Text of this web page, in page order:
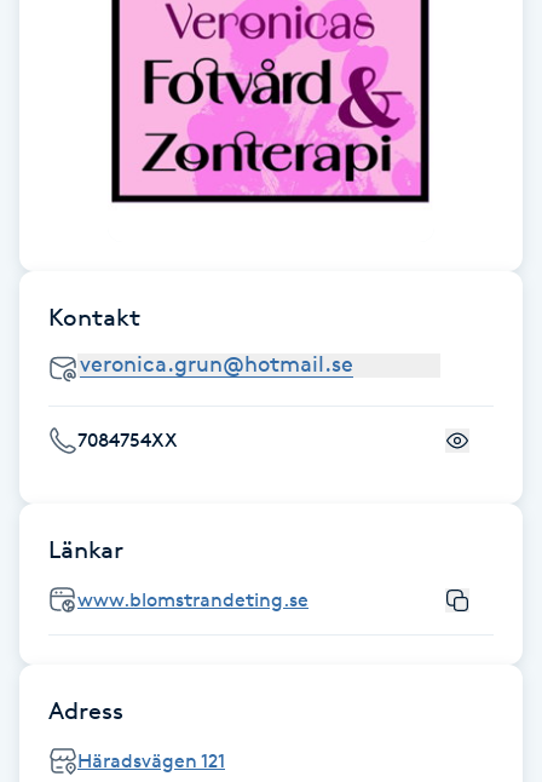
Faceliftmassage
Fibromassage
Fillers
Fotmassage
Fotsvamp
Fotvård
Fransar
Fransborttagning
Kontakt
7084754XX
Länkar
www.blomstrandeting.se
Adress
Häradsvägen 121